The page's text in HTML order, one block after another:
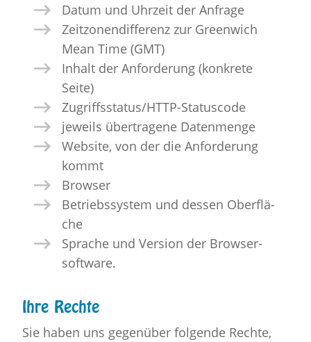
Datum und Uhr­zeit der An­fra­ge
Zeit­zo­nen­dif­fe­renz zur Green­wich
Mean Time (GMT)
In­halt der An­for­de­rung (kon­kre­te
Seite)
Zu­griffs­sta­tus/HTTP-Sta­tus­code
je­weils über­tra­ge­ne Da­ten­men­ge
Web­site, von der die An­for­de­rung
kommt
Brow­ser
Be­triebs­sys­tem und des­sen Ober­flä­
che
Spra­che und Ver­si­on der Brow­ser­
soft­ware.
Ihre Rech­te
Sie haben uns ge­gen­über fol­gen­de Rech­te,